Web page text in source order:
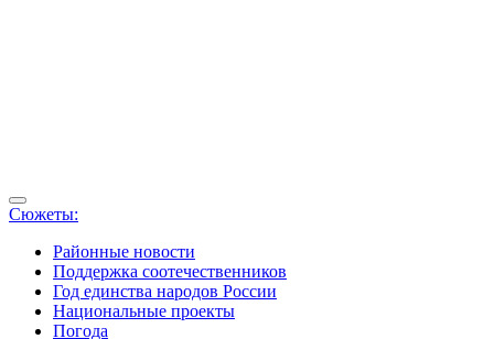
Сюжеты:
Районные новости
Поддержка соотечественников
Год единства народов России
Национальные проекты
Погода